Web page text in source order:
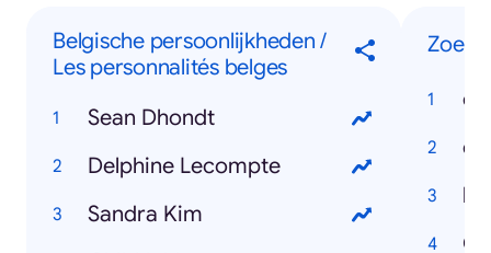
Belgische persoonlijkheden /
Les personnalités belges
Sean Dhondt
Delphine Lecompte
Sandra Kim